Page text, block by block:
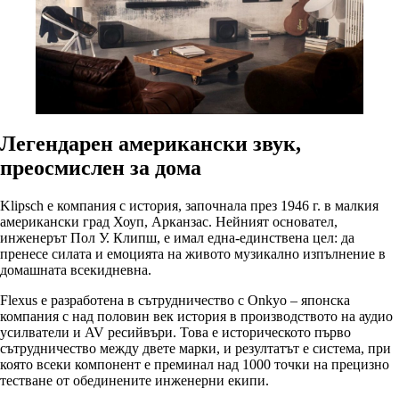
Легендарен американски звук,
преосмислен за дома
Klipsch е компания с история, започнала през 1946 г. в малкия
американски град Хоуп, Арканзас. Нейният основател,
инженерът Пол У. Клипш, е имал една-единствена цел: да
пренесе силата и емоцията на живото музикално изпълнение в
домашната всекидневна.
Flexus е разработена в сътрудничество с Onkyo – японска
компания с над половин век история в производството на аудио
усилватели и AV ресийвъри. Това е историческото първо
сътрудничество между двете марки, и резултатът е система, при
която всеки компонент е преминал над 1000 точки на прецизно
тестване от обединените инженерни екипи.